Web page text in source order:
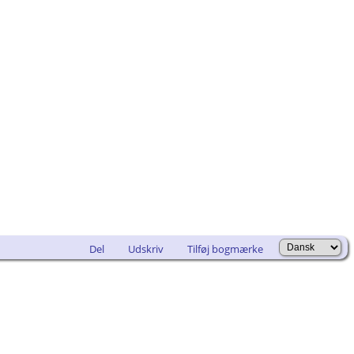
Del Udskriv Tilføj bogmærke